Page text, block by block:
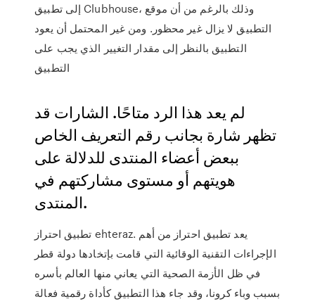
إلى تطبيق Clubhouse، وذلك بالرغم من أن موقع
التطبيق لا يزال غير محظور. ومن غير المحتمل أن يعود
التطبيق بالنظر إلى مقدار التغيير الذي يجب على
التطبيق
لم يعد هذا الرد متاحًا. الشارات قد
تظهر شارة بجانب رقم التعريف الخاص
ببعض أعضاء المنتدى للدلالة على
هويتهم أو مستوى مشاركتهم في
المنتدى.
تطبيق احتراز ehteraz. يعد تطبيق احتراز من أهم
الإجراءات التقنية الوقائية التي قامت بإتخادها دولة قطر
في ظل الأزمة الصحية التي يعاني منها العالم بأسره
بسبب وباء كرونا، وقد جاء هذا التطبيق كأداة رقمية فعالة